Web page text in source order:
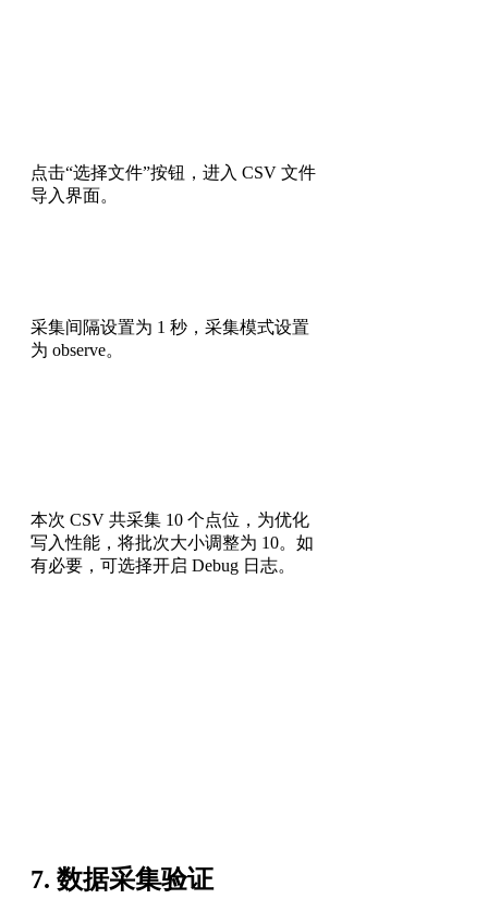
点击“选择文件”按钮，进入 CSV 文件
导入界面。
采集间隔设置为 1 秒，采集模式设置
为 observe。
本次 CSV 共采集 10 个点位，为优化
写入性能，将批次大小调整为 10。如
有必要，可选择开启 Debug 日志。
7. 数据采集验证